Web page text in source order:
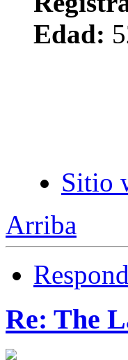
Edad:
Sitio
Arriba
Re: The